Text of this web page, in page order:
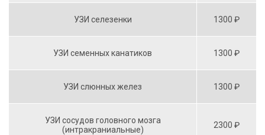
УЗИ селезенки 1300 ₽
УЗИ семенных канатиков 1300 ₽
УЗИ слюнных желез 1300 ₽
УЗИ сосудов головного мозга
(интракраниальные)
2300 ₽